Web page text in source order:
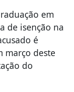
em
de isenção na
é
março deste
do